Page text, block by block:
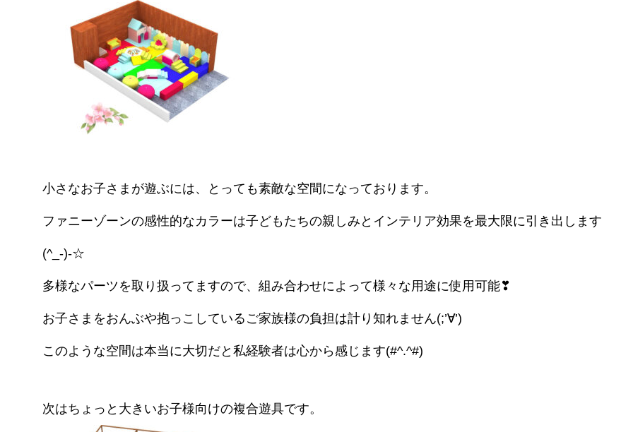
小さなお子さまが遊ぶには、とっても素敵な空間になっております。
ファニーゾーンの感性的なカラーは子どもたちの親しみとインテリア効果を最大限に引き出します
(^_-)-☆
多様なパーツを取り扱ってますので、組み合わせによって様々な用途に使用可能❣
お子さまをおんぶや抱っこしているご家族様の負担は計り知れません(;’∀’)
このような空間は本当に大切だと私経験者は心から感じます(#^.^#)
次はちょっと大きいお子様向けの複合遊具です。